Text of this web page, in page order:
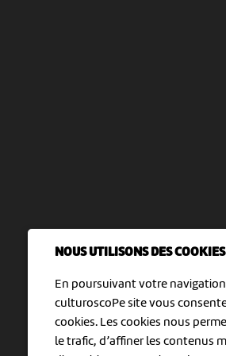
NOUS UTILISONS DES COOKIES
En poursuivant votre
culturoscoPe site vous
cookies. Les cookies nous
le trafic, d’affiner les contenus